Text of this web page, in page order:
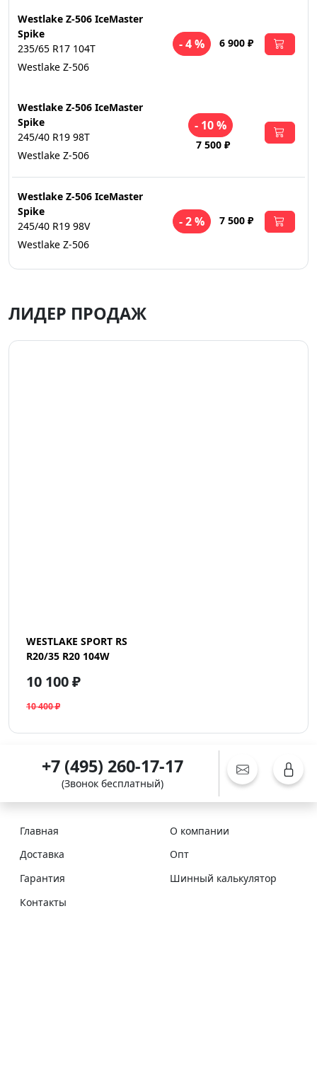
Westlake Z-506 IceMaster
Spike
235/65 R17 104T
Westlake Z-506
- 4 % 6 900 ₽
Westlake Z-506 IceMaster
Spike
245/40 R19 98T
Westlake Z-506
- 10 %
7 500 ₽
Westlake Z-506 IceMaster
Spike
245/40 R19 98V
Westlake Z-506
- 2 % 7 500 ₽
ЛИДЕР ПРОДАЖ
WESTLAKE SPORT RS
R20/35 R20 104W
10 100 ₽
10 400 ₽
+7 (495) 260-17-17
(Звонок бесплатный)
Главная
О компании
Доставка
Опт
Гарантия
Шинный калькулятор
Контакты